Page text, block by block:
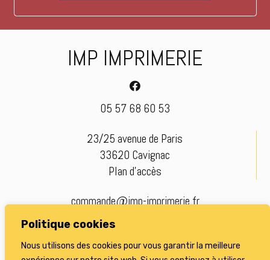
Politique cookies
Nous utilisons des cookies pour vous garantir la meilleure
IMP IMPRIMERIE
05 57 68 60 53
23/25 avenue de Paris
33620 Cavignac
Plan d’accès
commande@imp-imprimerie.fr
© imp-imprimerie.fr |Mentions légales